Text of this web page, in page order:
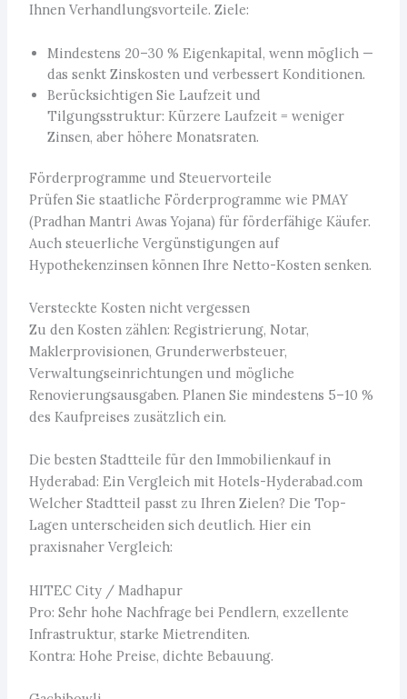
Ihnen Verhandlungsvorteile. Ziele:
Mindestens 20–30 % Eigenkapital, wenn möglich —
das senkt Zinskosten und verbessert Konditionen.
Berücksichtigen Sie Laufzeit und
Tilgungsstruktur: Kürzere Laufzeit = weniger
Zinsen, aber höhere Monatsraten.
Förderprogramme und Steuervorteile
Prüfen Sie staatliche Förderprogramme wie PMAY
(Pradhan Mantri Awas Yojana) für förderfähige Käufer.
Auch steuerliche Vergünstigungen auf
Hypothekenzinsen können Ihre Netto-Kosten senken.
Versteckte Kosten nicht vergessen
Zu den Kosten zählen: Registrierung, Notar,
Maklerprovisionen, Grunderwerbsteuer,
Verwaltungseinrichtungen und mögliche
Renovierungsausgaben. Planen Sie mindestens 5–10 %
des Kaufpreises zusätzlich ein.
Die besten Stadtteile für den Immobilienkauf in
Hyderabad: Ein Vergleich mit Hotels-Hyderabad.com
Welcher Stadtteil passt zu Ihren Zielen? Die Top-
Lagen unterscheiden sich deutlich. Hier ein
praxisnaher Vergleich:
HITEC City / Madhapur
Pro: Sehr hohe Nachfrage bei Pendlern, exzellente
Infrastruktur, starke Mietrenditen.
Kontra: Hohe Preise, dichte Bebauung.